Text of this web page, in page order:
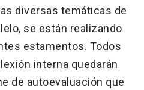
diversas temáticas de
se están realizando
estamentos. Todos
interna quedarán
de autoevaluación que